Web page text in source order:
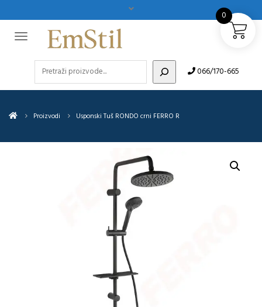
066/170-665
Proizvodi Usponski Tuš RONDO crni FERRO R
0